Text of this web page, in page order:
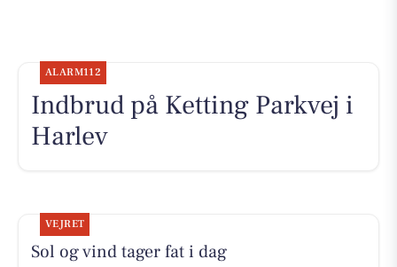
ALARM112
Indbrud på Ketting Parkvej i
Harlev
VEJRET
Sol og vind tager fat i dag